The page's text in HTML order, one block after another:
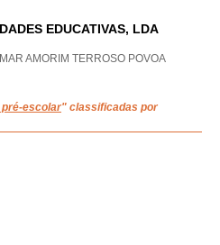
EDUCATIVAS, LDA
AMORIM TERROSO POVOA
escolar" classificadas por